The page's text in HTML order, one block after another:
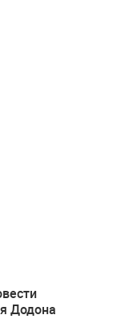
Додона